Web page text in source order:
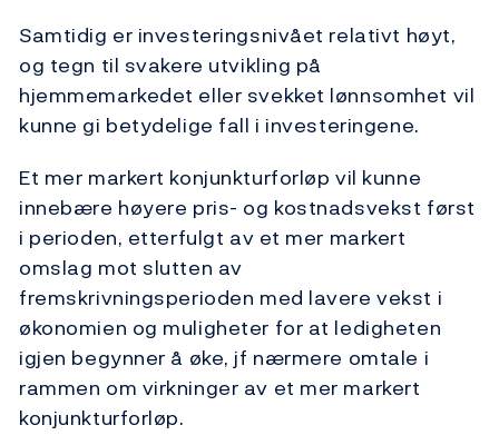
Samtidig er investeringsnivået relativt høyt,
og tegn til svakere utvikling på
hjemmemarkedet eller svekket lønnsomhet vil
kunne gi betydelige fall i investeringene.
Et mer markert konjunkturforløp vil kunne
innebære høyere pris- og kostnadsvekst først
i perioden, etterfulgt av et mer markert
omslag mot slutten av
fremskrivningsperioden med lavere vekst i
økonomien og muligheter for at ledigheten
igjen begynner å øke, jf nærmere omtale i
rammen om virkninger av et mer markert
konjunkturforløp.